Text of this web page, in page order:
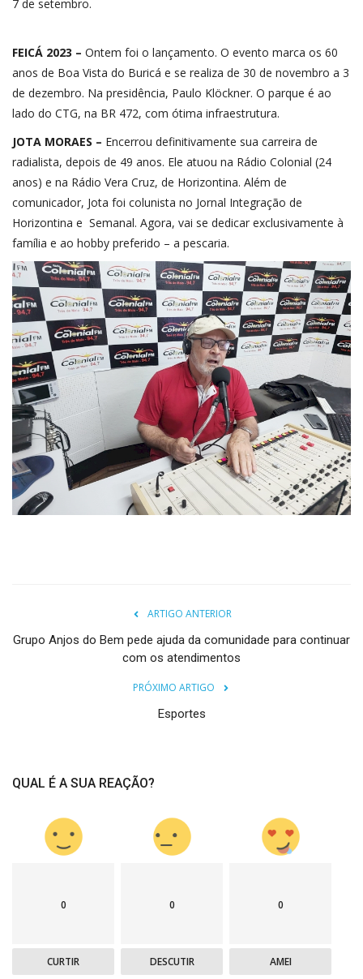
7 de setembro.
FEICÁ 2023 – Ontem foi o lançamento. O evento marca os 60
anos de Boa Vista do Buricá e se realiza de 30 de novembro a 3
de dezembro. Na presidência, Paulo Klöckner. O parque é ao
lado do CTG, na BR 472, com ótima infraestrutura.
JOTA MORAES – Encerrou definitivamente sua carreira de
radialista, depois de 49 anos. Ele atuou na Rádio Colonial (24
anos) e na Rádio Vera Cruz, de Horizontina. Além de
comunicador, Jota foi colunista no Jornal Integração de
Horizontina e Semanal. Agora, vai se dedicar exclusivamente à
família e ao hobby preferido – a pescaria.
ARTIGO ANTERIOR
Grupo Anjos do Bem pede ajuda da comunidade para continuar
com os atendimentos
PRÓXIMO ARTIGO
Esportes
QUAL É A SUA REAÇÃO?
0
CURTIR
0
DESCUTIR
0
AMEI